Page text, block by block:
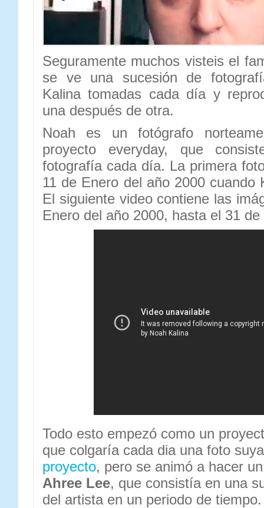
Seguramente muchos visteis el
se ve una sucesión de
Kalina tomadas cada día y
una después de otra.
Noah es un fotógrafo
proyecto everyday, que
fotografía cada día. La primera
11 de Enero del año 2000 cuando
El siguiente video contiene las
Enero del año 2000, hasta el 31
Todo esto empezó como un
que colgaría cada dia una foto
proyecto, pero se animó a hacer
Ahree Lee, que consistía en una
del artista en un periodo de tiempo.